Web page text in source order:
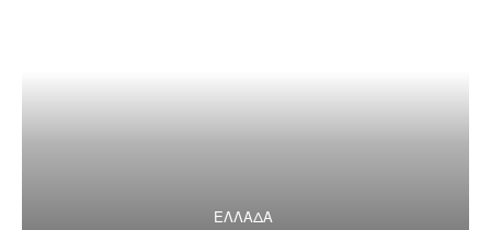
ΕΛΛΑΔΑ